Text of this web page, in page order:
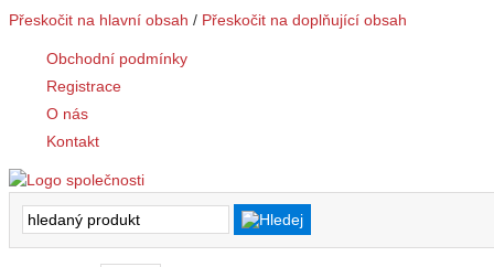
Přeskočit na hlavní obsah / Přeskočit na doplňující obsah
Obchodní podmínky
Registrace
O nás
Kontakt